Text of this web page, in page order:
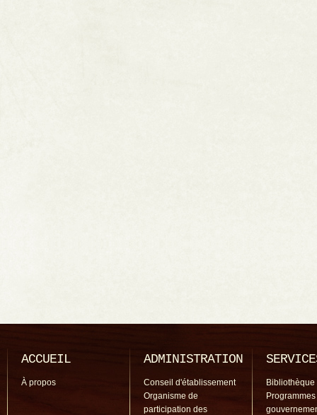
ACCUEIL
À propos
ADMINISTRATION
Conseil d'établissement
Organisme de
participation des
Bibliothèque
Programmes